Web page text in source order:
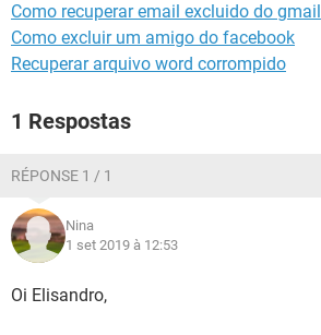
Como recuperar email excluido do gmail
Como excluir um amigo do facebook
Recuperar arquivo word corrompido
1 Respostas
RÉPONSE 1 / 1
Nina
1 set 2019 à 12:53
Oi Elisandro,